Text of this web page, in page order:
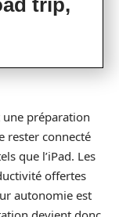
trip,
préparation
rester connecté
que l’iPad. Les
offertes
autonomie est